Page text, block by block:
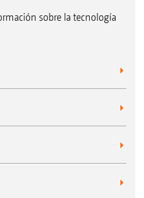
sobre la tecnología